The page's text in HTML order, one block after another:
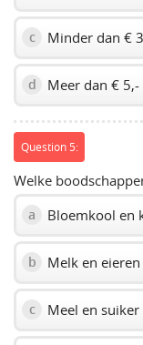
c Minder dan €
d Meer dan € 5,-
Question 5:
Welke
a Bloemkool en
b Melk en eieren
c Meel en suiker